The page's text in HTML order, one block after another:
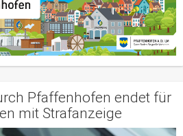
Pfaffenhofen endet für
mit Strafanzeige